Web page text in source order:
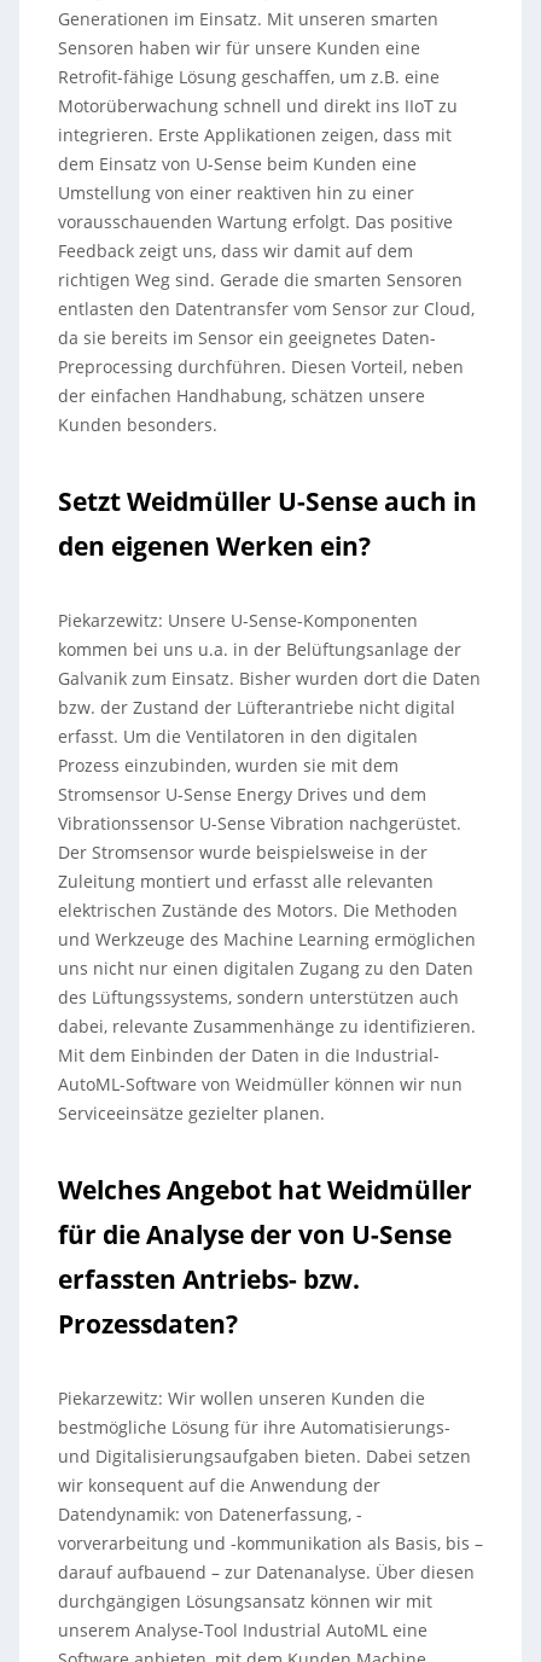
Generationen im Einsatz. Mit unseren smarten
Sensoren haben wir für unsere Kunden eine
Retrofit-fähige Lösung geschaffen, um z.B. eine
Motorüberwachung schnell und direkt ins IIoT zu
integrieren. Erste Applikationen zeigen, dass mit
dem Einsatz von U-Sense beim Kunden eine
Umstellung von einer reaktiven hin zu einer
vorausschauenden Wartung erfolgt. Das positive
Feedback zeigt uns, dass wir damit auf dem
richtigen Weg sind. Gerade die smarten Sensoren
entlasten den Datentransfer vom Sensor zur Cloud,
da sie bereits im Sensor ein geeignetes Daten-
Preprocessing durchführen. Diesen Vorteil, neben
der einfachen Handhabung, schätzen unsere
Kunden besonders.
Setzt Weidmüller U-Sense auch in
den eigenen Werken ein?
Piekarzewitz: Unsere U-Sense-Komponenten
kommen bei uns u.a. in der Belüftungsanlage der
Galvanik zum Einsatz. Bisher wurden dort die Daten
bzw. der Zustand der Lüfterantriebe nicht digital
erfasst. Um die Ventilatoren in den digitalen
Prozess einzubinden, wurden sie mit dem
Stromsensor U-Sense Energy Drives und dem
Vibrationssensor U-Sense Vibration nachgerüstet.
Der Stromsensor wurde beispielsweise in der
Zuleitung montiert und erfasst alle relevanten
elektrischen Zustände des Motors. Die Methoden
und Werkzeuge des Machine Learning ermöglichen
uns nicht nur einen digitalen Zugang zu den Daten
des Lüftungssystems, sondern unterstützen auch
dabei, relevante Zusammenhänge zu identifizieren.
Mit dem Einbinden der Daten in die Industrial-
AutoML-Software von Weidmüller können wir nun
Serviceeinsätze gezielter planen.
Welches Angebot hat Weidmüller
für die Analyse der von U-Sense
erfassten Antriebs- bzw.
Prozessdaten?
Piekarzewitz: Wir wollen unseren Kunden die
bestmögliche Lösung für ihre Automatisierungs-
und Digitalisierungsaufgaben bieten. Dabei setzen
wir konsequent auf die Anwendung der
Datendynamik: von Datenerfassung, -
vorverarbeitung und -kommunikation als Basis, bis –
darauf aufbauend – zur Datenanalyse. Über diesen
durchgängigen Lösungsansatz können wir mit
unserem Analyse-Tool Industrial AutoML eine